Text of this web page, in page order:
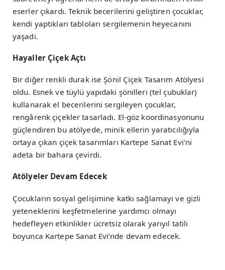
eserler çıkardı. Teknik becerilerini geliştiren çocuklar,
kendi yaptıkları tabloları sergilemenin heyecanını
yaşadı.
Hayaller Çiçek Açtı
Bir diğer renkli durak ise Şönil Çiçek Tasarım Atölyesi
oldu. Esnek ve tüylü yapıdaki şönilleri (tel çubuklar)
kullanarak el becerilerini sergileyen çocuklar,
rengârenk çiçekler tasarladı. El-göz koordinasyonunu
güçlendiren bu atölyede, minik ellerin yaratıcılığıyla
ortaya çıkan çiçek tasarımları Kartepe Sanat Evi’ni
adeta bir bahara çevirdi.
Atölyeler Devam Edecek
Çocukların sosyal gelişimine katkı sağlamayı ve gizli
yeteneklerini keşfetmelerine yardımcı olmayı
hedefleyen etkinlikler ücretsiz olarak yarıyıl tatili
boyunca Kartepe Sanat Evi’nde devam edecek.